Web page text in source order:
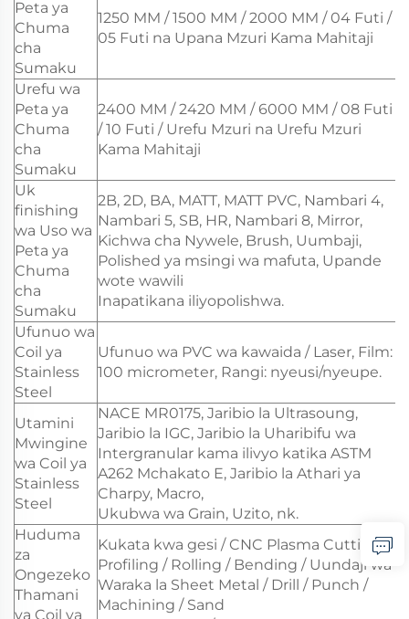
Peta ya
Chuma
cha
Sumaku
1250 MM / 1500 MM / 2000 MM / 04 Futi /
05 Futi na Upana Mzuri Kama Mahitaji
Urefu wa
Peta ya
Chuma
cha
Sumaku
2400 MM / 2420 MM / 6000 MM / 08 Futi
/ 10 Futi / Urefu Mzuri na Urefu Mzuri
Kama Mahitaji
Uk
finishing
wa Uso wa
Peta ya
Chuma
cha
Sumaku
2B, 2D, BA, MATT, MATT PVC, Nambari 4,
Nambari 5, SB, HR, Nambari 8, Mirror,
Kichwa cha Nywele, Brush, Uumbaji,
Polished ya msingi wa mafuta, Upande
wote wawili
Inapatikana iliyopolishwa.
Ufunuo wa
Coil ya
Stainless
Steel
Ufunuo wa PVC wa kawaida / Laser, Film:
100 micrometer, Rangi: nyeusi/nyeupe.
Utamini
Mwingine
wa Coil ya
Stainless
Steel
NACE MR0175, Jaribio la Ultrasoung,
Jaribio la IGC, Jaribio la Uharibifu wa
Intergranular kama ilivyo katika ASTM
A262 Mchakato E, Jaribio la Athari ya
Charpy, Macro,
Ukubwa wa Grain, Uzito, nk.
Huduma
za
Ongezeko
Thamani
ya Coil ya
Kukata kwa gesi / CNC Plasma Cutting /
Profiling / Rolling / Bending / Uundaji wa
Waraka la Sheet Metal / Drill / Punch /
Machining / Sand